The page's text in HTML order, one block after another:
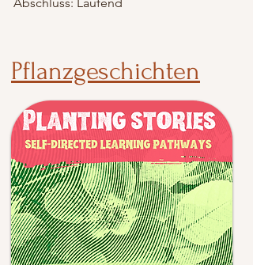
Pflanzgeschichten